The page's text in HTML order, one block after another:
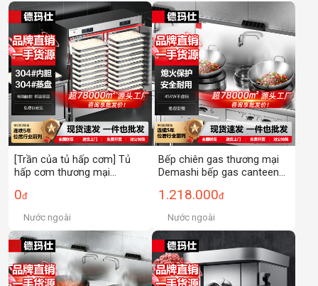
[Trần của tủ hấp cơm] Tủ
hấp cơm thương mại
304 # vật liệu cấp thực
phẩm
0đ
Nước ngoài
Bếp chiên gas thương mại
Demashi bếp gas canteen
công suất lớn
1.218.000đ
Nước ngoài